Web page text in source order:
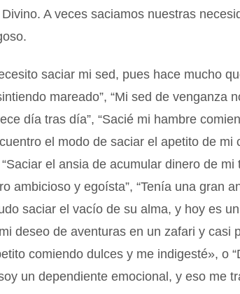
A veces saciamos nuestras
saciar mi sed, pues hace mucho
mareado”, “Mi sed de venganza
día tras día”, “Sacié mi hambre
el modo de saciar el apetito de mi
el ansia de acumular dinero de mi
ambicioso y egoísta”, “Tenía una gran
saciar el vacío de su alma, y hoy es
deseo de aventuras en un zafari y casi
comiendo dulces y me indigesté», o
un dependiente emocional, y eso me